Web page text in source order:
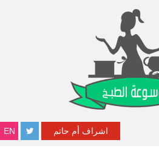
EN اشراف أم حاتم